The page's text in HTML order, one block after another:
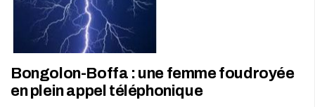
Bongolon-Boffa : une femme foudroyée
en plein appel téléphonique